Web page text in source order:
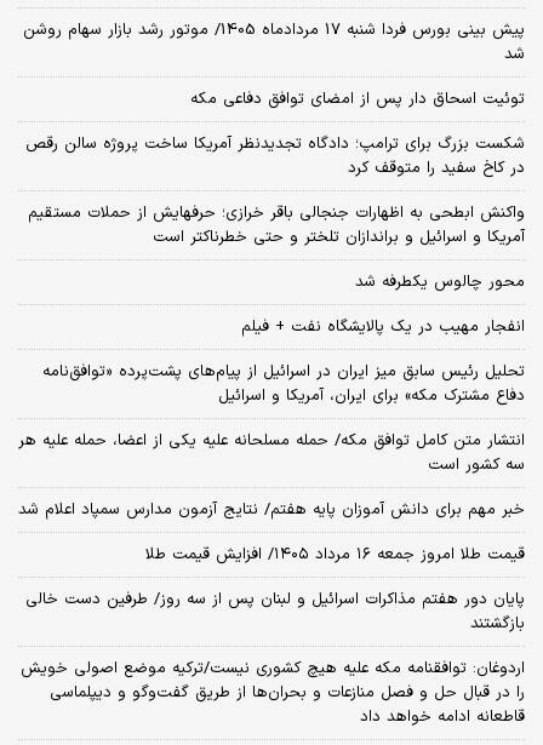
پیش بینی بورس فردا شنبه 17 مردادماه 1405/ موتور رشد بازار سهام روشن
شد
توئیت اسحاق دار پس از امضای توافق دفاعی مکه
شکست بزرگ برای ترامپ؛ دادگاه تجدیدنظر آمریکا ساخت پروژه سالن رقص
در کاخ سفید را متوقف کرد
واکنش ابطحی به اظهارات جنجالی باقر خرازی؛ حرفهایش از حملات مستقیم
آمریکا و اسرائیل و براندازان تلختر و حتی خطرناکتر است
محور چالوس یکطرفه شد
انفجار مهیب در یک پالایشگاه نفت + فیلم
تحلیل رئیس سابق میز ایران در اسرائیل از پیام‌های پشت‌پرده «توافق‌نامه
دفاع مشترک مکه» برای ایران، آمریکا و اسرائیل
انتشار متن کامل توافق مکه/ حمله مسلحانه علیه یکی از اعضا، حمله علیه هر
سه کشور است
خبر مهم برای دانش آموزان پایه هفتم/ نتایج آزمون مدارس سمپاد اعلام شد
قیمت طلا امروز جمعه ۱۶ مرداد ۱۴۰۵/ افزایش قیمت طلا
پایان دور هفتم مذاکرات اسرائیل و لبنان پس از سه روز/ طرفین دست خالی
بازگشتند
اردوغان: توافقنامه مکه علیه هیچ کشوری نیست/ترکیه موضع اصولی خویش
را در قبال حل و فصل منازعات و بحران‌ها از طریق گفت‌وگو و دیپلماسی
قاطعانه ادامه خواهد داد